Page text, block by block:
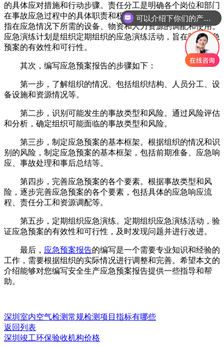
的具体应对措施和行动步骤。责任分工是明确各个岗位和部门
在事故应急过程中的具体职责和权限。应急装备和资源调配是
指在应急情况下所需的设备、物资和人力资源的调配和使用。
应急演练计划是组织定期组织的应急演练活动，旨在验证应急
预案的有效性和可行性。
其次，编写应急预案报告的步骤如下：
第一步，了解组织的情况。包括组织结构、人员分工、设
备设施和资源情况等。
第二步，识别可能发生的事故类型和风险。通过风险评估
和分析，确定组织可能面临的事故类型和风险。
第三步，制定应急预案的基本框架。根据组织的情况和识
别的风险，制定应急预案的基本框架，包括前期准备、应急响
应、事故处理和事后总结等。
第四步，完善应急预案的各个要素。根据事故类型和风
险，逐步完善应急预案的各个要素，包括具体的应急响应流
程、责任分工和资源调配等。
第五步，定期组织应急演练。定期组织应急演练活动，验
证应急预案的有效性和可行性，及时发现问题并进行改进。
最后， 应急预案报告的编写是一个需要专业知识和经验的
工作，需要根据组织的实际情况进行调整和完善。希望本文的
介绍能够对您编写安全生产应急预案报告提供一些指导和帮
助。
深圳室内空气检测常规检测项目指标有哪些
返回列表
深圳竣工环保验收机构价格
可以介绍下你们的产品么